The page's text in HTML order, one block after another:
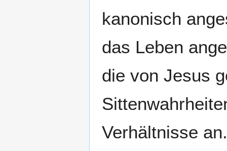
kanonisch
das Leben
die von Jesus
Verhältnisse an.